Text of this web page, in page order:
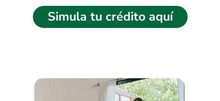
Simula tu crédito aquí